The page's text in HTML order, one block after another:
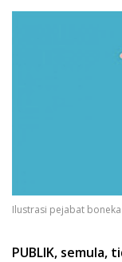
Ilustrasi pejabat
PUBLIK, semula,